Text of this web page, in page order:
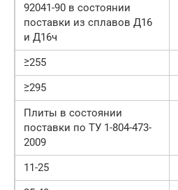
92041-90 в состоянии
поставки из сплавов Д16
и Д16ч
≥255
≥295
Плиты в состоянии
поставки по ТУ 1-804-473-
2009
11-25